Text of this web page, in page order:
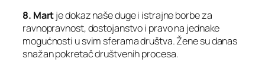
8. Martje dokaz naše duge i istrajne borbe za
ravnopravnost, dostojanstvo i pravo na jednake
mogućnosti u svim sferama društva. Žene su danas
snažan pokretač društvenih procesa.